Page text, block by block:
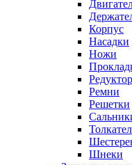
Корпус
Насадки
Ножи
Ремни
Решетки
Шнеки